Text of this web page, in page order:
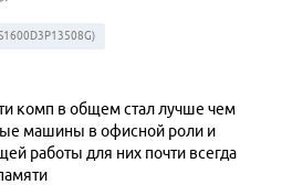
комп в общем стал лучше чем
машины в офисной роли и
работы для них почти всегда